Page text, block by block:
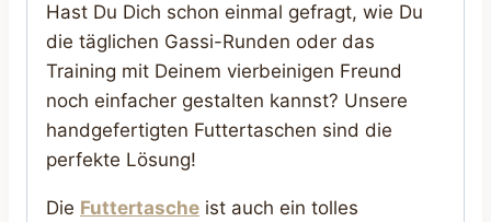
Hast Du Dich schon einmal gefragt, wie Du
die täglichen Gassi-Runden oder das
Training mit Deinem vierbeinigen Freund
noch einfacher gestalten kannst? Unsere
handgefertigten Futtertaschen sind die
perfekte Lösung!
Die Futtertasche ist auch ein tolles